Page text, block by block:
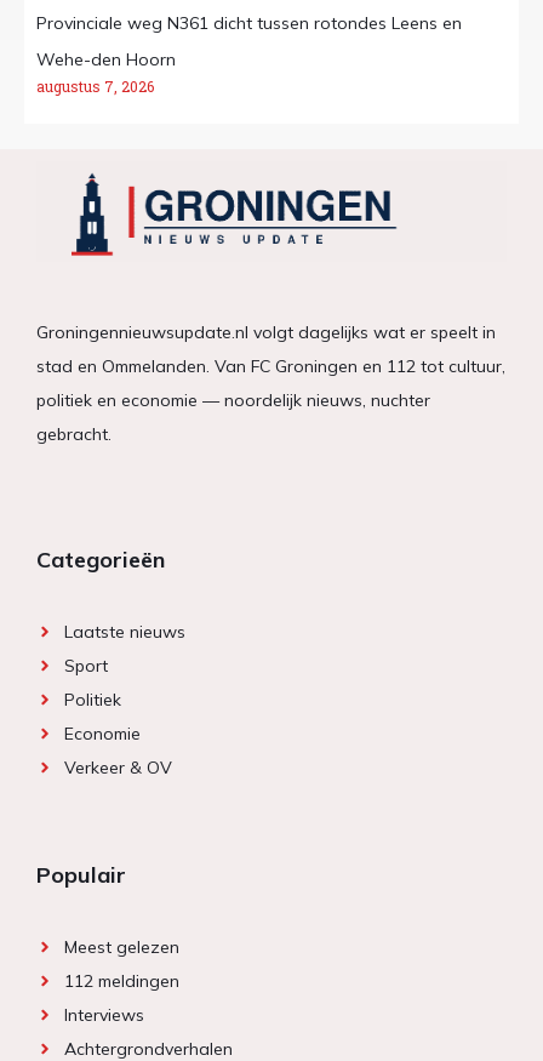
Provinciale weg N361 dicht tussen rotondes Leens en
Wehe-den Hoorn
augustus 7, 2026
Groningennieuwsupdate.nl volgt dagelijks wat er speelt in
stad en Ommelanden. Van FC Groningen en 112 tot cultuur,
politiek en economie — noordelijk nieuws, nuchter
gebracht.
Categorieën
Laatste nieuws
Sport
Politiek
Economie
Verkeer & OV
Populair
Meest gelezen
112 meldingen
Interviews
Achtergrondverhalen